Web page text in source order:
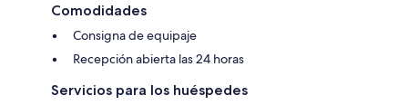
Comodidades
Consigna de equipaje
Recepción abierta las 24 horas
Servicios para los huéspedes